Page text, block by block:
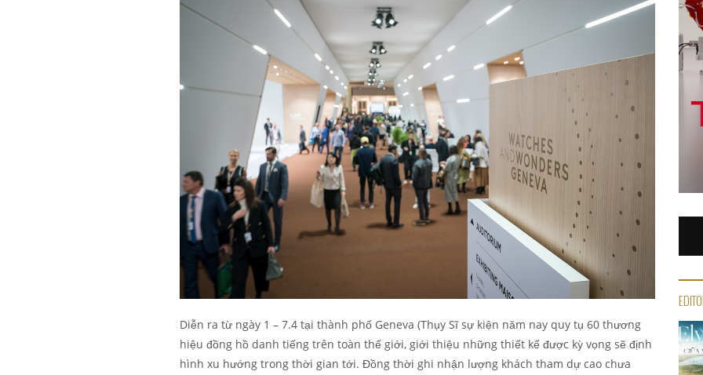
Diễn ra từ ngày 1 – 7.4 tại thành phố Geneva (Thụy Sĩ sự kiện năm nay quy tụ 60 thương
hiệu đồng hồ danh tiếng trên toàn thế giới, giới thiệu những thiết kế được kỳ vọng sẽ định
hình xu hướng trong thời gian tới. Đồng thời ghi nhận lượng khách tham dự cao chưa